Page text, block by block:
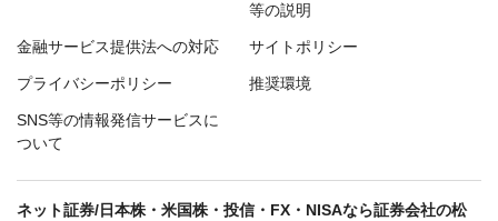
等の説明
金融サービス提供法への対応 サイトポリシー
プライバシーポリシー 推奨環境
SNS等の情報発信サービスに
ついて
ネット証券/日本株・米国株・投信・FX・NISAなら証券会社の松